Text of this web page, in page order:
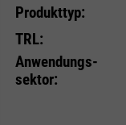
Produkttyp:
TRL:
Anwendungs­
sektor: